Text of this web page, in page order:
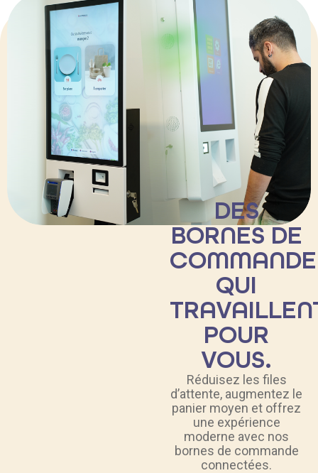
DES
BORNES DE
COMMANDE
QUI
POUR
VOUS.
Réduisez les files
d’attente, augmentez le
panier moyen et offrez
une expérience
moderne avec nos
bornes de commande
connectées.